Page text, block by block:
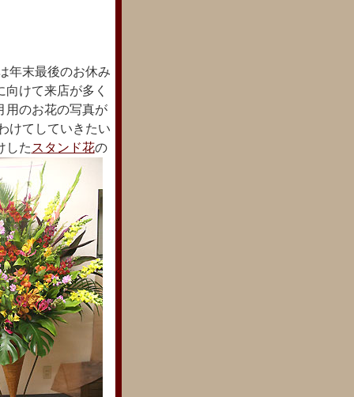
年末最後のお休み
けて来店が多く
用のお花の写真が
けてしていきたい
した スタンド花の